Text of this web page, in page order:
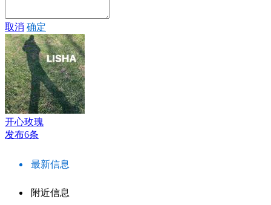
取消 确定
开心玫瑰
发布6条
最新信息
附近信息